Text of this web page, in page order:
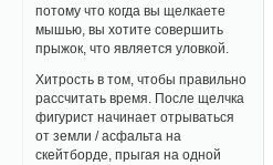
потому что когда вы щелкаете
мышью, вы хотите совершить
прыжок, что является уловкой.
Хитрость в том, чтобы правильно
рассчитать время. После щелчка
фигурист начинает отрываться
от земли / асфальта на
скейтборде, прыгая на одной